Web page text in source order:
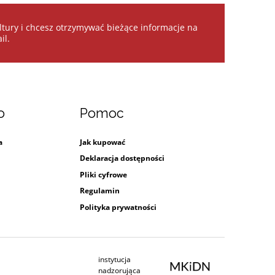
i chcesz otrzymywać bieżące informacje na
Pomoc
Jak kupować
Deklaracja dostępności
Pliki cyfrowe
Regulamin
Polityka prywatności
instytucja
nadzorująca Ministerstwo Kultury i Dziedzictwa